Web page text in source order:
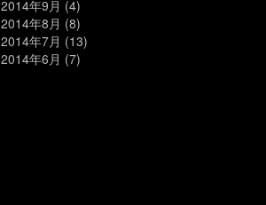
2014年9月 (4)
2014年8月 (8)
2014年7月 (13)
2014年6月 (7)